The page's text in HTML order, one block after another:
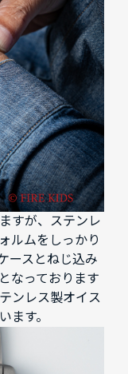
すが、ステンレ
ルムをしっかり
ースとねじ込み
なっております
ンレス製オイス
ます。